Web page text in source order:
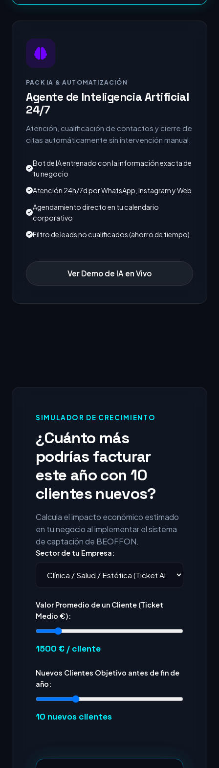
PACK IA & AUTOMATIZACIÓN
Agente de Inteligencia Artificial
24/7
Atención, cualificación de contactos y cierre de
citas automáticamente sin intervención manual.
Bot de IA entrenado con la información exacta de
tu negocio
Atención 24h/7d por WhatsApp, Instagram y Web
Agendamiento directo en tu calendario
corporativo
Filtro de leads no cualificados (ahorro de tiempo)
Ver Demo de IA en Vivo
SIMULADOR DE CRECIMIENTO
¿Cuánto más
podrías facturar
este año con 10
clientes nuevos?
Calcula el impacto económico estimado
en tu negocio al implementar el sistema
de captación de BEOFFON.
Sector de tu Empresa:
Valor Promedio de un Cliente (Ticket
Medio €):
1500 € / cliente
Nuevos Clientes Objetivo antes de fin de
año:
10 nuevos clientes